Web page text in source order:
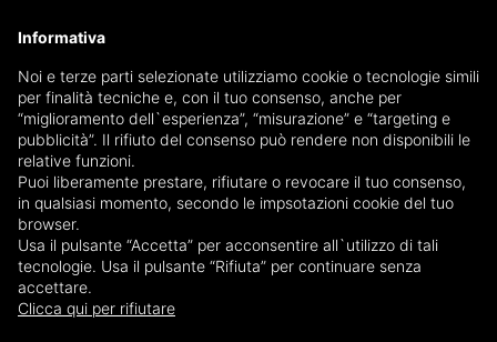
Receive a copy of the newspaper by mail
Choose newspaper
14 results for
Barbarano Mossano
Informativa
Noi e terze parti selezionate utilizziamo cookie o tecnologie simili
per finalità tecniche e, con il tuo consenso, anche per
“miglioramento dell`esperienza”, “misurazione” e “targeting e
pubblicità”. Il rifiuto del consenso può rendere non disponibili le
relative funzioni.
Puoi liberamente prestare, rifiutare o revocare il tuo consenso,
in qualsiasi momento, secondo le impsotazioni cookie del tuo
browser.
Usa il pulsante “Accetta” per acconsentire all`utilizzo di tali
tecnologie. Usa il pulsante “Rifiuta” per continuare senza
accettare.
Clicca qui per rifiutare